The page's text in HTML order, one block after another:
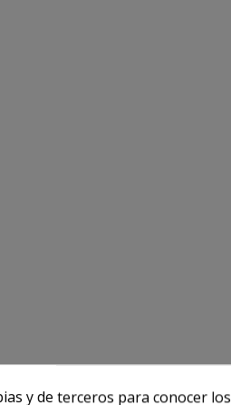
y de terceros para conocer